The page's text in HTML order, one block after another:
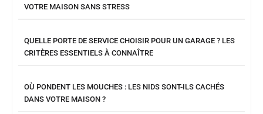
VOTRE MAISON SANS STRESS
QUELLE PORTE DE SERVICE CHOISIR POUR UN GARAGE ? LES
CRITÈRES ESSENTIELS À CONNAÎTRE
OÙ PONDENT LES MOUCHES : LES NIDS SONT-ILS CACHÉS
DANS VOTRE MAISON ?